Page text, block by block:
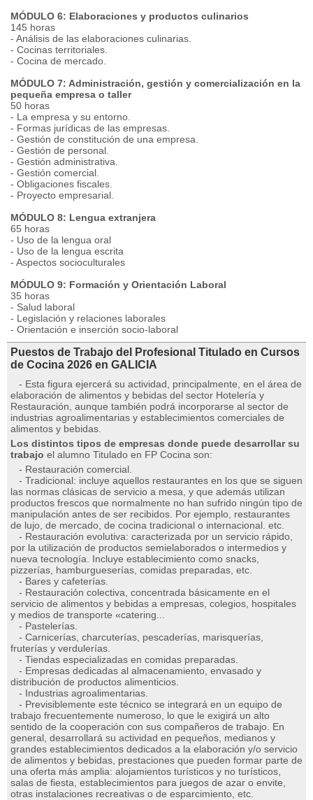
MÓDULO 6: Elaboraciones y productos culinarios
145 horas
- Análisis de las elaboraciones culinarias.
- Cocinas territoriales.
- Cocina de mercado.
MÓDULO 7: Administración, gestión y comercialización en la
pequeña empresa o taller
50 horas
- La empresa y su entorno.
- Formas jurídicas de las empresas.
- Gestión de constitución de una empresa.
- Gestión de personal.
- Gestión administrativa.
- Gestión comercial.
- Obligaciones fiscales.
- Proyecto empresarial.
MÓDULO 8: Lengua extranjera
65 horas
- Uso de la lengua oral
- Uso de la lengua escrita
- Aspectos socioculturales
MÓDULO 9: Formación y Orientación Laboral
35 horas
- Salud laboral
- Legislación y relaciones laborales
- Orientación e inserción socio-laboral
Puestos de Trabajo del Profesional Titulado en Cursos
de Cocina 2026 en GALICIA
- Esta figura ejercerá su actividad, principalmente, en el área de
elaboración de alimentos y bebidas del sector Hotelería y
Restauración, aunque también podrá incorporarse al sector de
industrias agroalimentarias y establecimientos comerciales de
alimentos y bebidas.
Los distintos tipos de empresas donde puede desarrollar su
trabajo el alumno Titulado en FP Cocina son:
- Restauración comercial.
- Tradicional: incluye aquellos restaurantes en los que se siguen
las normas clásicas de servicio a mesa, y que además utilizan
productos frescos que normalmente no han sufrido ningún tipo de
manipulación antes de ser recibidos. Por ejemplo, restaurantes
de lujo, de mercado, de cocina tradicional o internacional. etc.
- Restauración evolutiva: caracterizada por un servicio rápido,
por la utilización de productos semielaborados o intermedios y
nueva tecnología. Incluye establecimiento como snacks,
pizzerías, hamburgueserías, comidas preparadas, etc.
- Bares y cafeterías.
- Restauración colectiva, concentrada básicamente en el
servicio de alimentos y bebidas a empresas, colegios, hospitales
y medios de transporte «catering...
- Pastelerías.
- Carnicerías, charcuterías, pescaderías, marisquerías,
fruterías y verdulerías.
- Tiendas especializadas en comidas preparadas.
- Empresas dedicadas al almacenamiento, envasado y
distribución de productos alimenticios.
- Industrias agroalimentarias.
- Previsiblemente este técnico se integrará en un equipo de
trabajo frecuentemente numeroso, lo que le exigirá un alto
sentido de la cooperación con sus compañeros de trabajo. En
general, desarrollará su actividad en pequeños, medianos y
grandes establecimientos dedicados a la elaboración y/o servicio
de alimentos y bebidas, prestaciones que pueden formar parte de
una oferta más amplia: alojamientos turísticos y no turísticos,
salas de fiesta, establecimientos para juegos de azar o envite,
otras instalaciones recreativas o de esparcimiento, etc.